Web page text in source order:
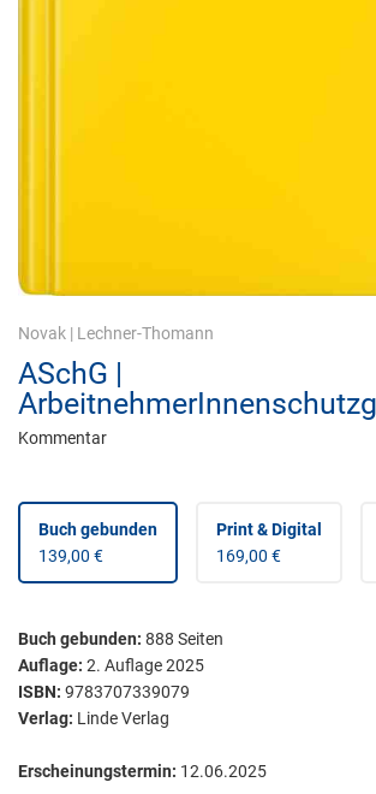
Novak | Lechner-Thomann
ASchG |
Kommentar
Buch gebunden
139,00 €
Print & Digital
169,00 €
Buch gebunden: 888 Seiten
Auflage: 2. Auflage 2025
ISBN: 9783707339079
Verlag: Linde Verlag
Erscheinungstermin: 12.06.2025